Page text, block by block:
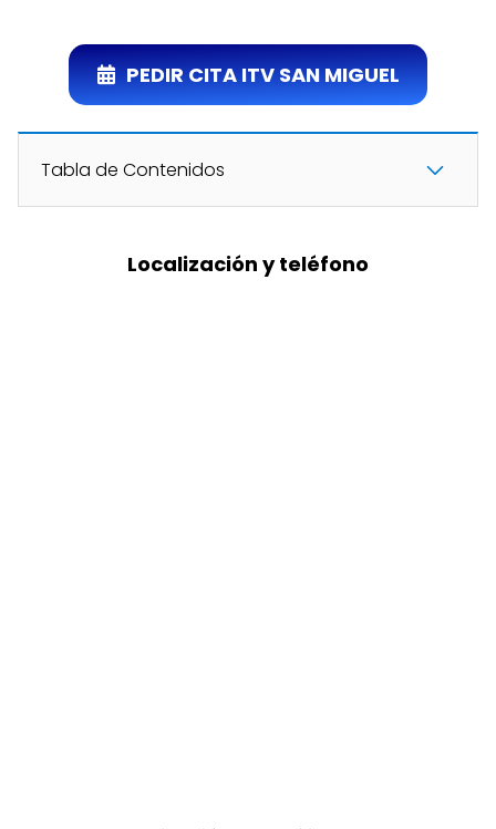
PEDIR CITA ITV SAN MIGUEL
Tabla de Contenidos
Localización y teléfono